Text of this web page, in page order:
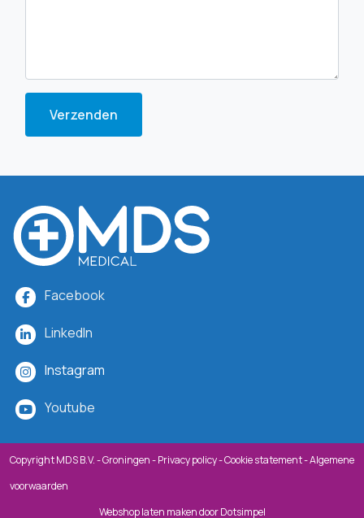
Verzenden
Facebook
LinkedIn
Instagram
Youtube
Copyright MDS B.V. - Groningen -Privacy policy-Cookie statement-Algemene
voorwaarden
Webshop laten makendoor Dotsimpel